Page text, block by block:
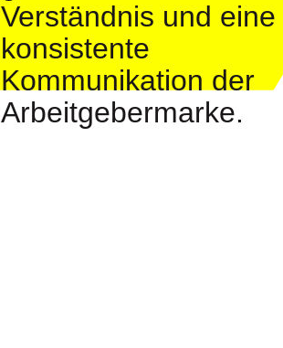
Verständnis und eine
konsistente
Kommunikation der
Arbeitgebermarke.